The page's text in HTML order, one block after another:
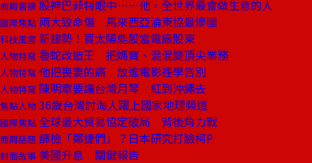
商周書摘 股神巴菲特眼中……他，全世界最會做生意的人
國際焦點 兩大致命傷 馬來西亞淪東協最慘國
科技風雲 新趨勢！買太陽能股當電廠股東
人物特寫 魯蛇改造王 把媽寶、混混變頂尖業務
人物特寫 他把喪妻的痛 放進電影裡學告別
人物特寫 陳明章要讓台灣月琴 紅到沖繩去
焦點人物 36歲台灣討海人躍上國家地理頻道
國際焦點 全球最大貿易協定破局 背後角力戰
商周話題 篩檢「鄭捷們」？日本研究打臉柯P
封面故事 美國升息 關鍵報告